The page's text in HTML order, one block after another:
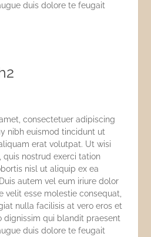
duis dolore te feugait
consectetuer adipiscing
nibh euismod tincidunt ut
erat volutpat. Ut wisi
quis nostrud exerci tation
nisl ut aliquip ex ea
autem vel eum iriure dolor
velit esse molestie consequat,
nulla facilisis at vero eros et
dignissim qui blandit praesent
duis dolore te feugait